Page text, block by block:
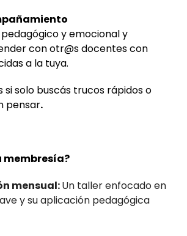
pedagógico y emocional y
con otr@s docentes con
a la tuya.
si solo buscás trucos rápidos o
pensar.
membresía?
mensual:Un taller enfocado en
y su aplicación pedagógica